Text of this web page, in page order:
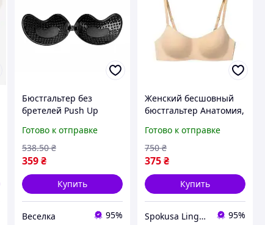
Бюстгальтер без
бретелей Push Up
нарядов и открытых
плечей FLAME
Готово к отправке
359 ₴
538.50 ₴
Купить
Веселка 95%
Женский бесшовный
бюстгальтер Анатомия,
косточек с пуш-ап
эффектом и
регулируемыми
бретелями
Готово к отправке
375₴
750 ₴
Купить
Spokusa Lingerie 95%